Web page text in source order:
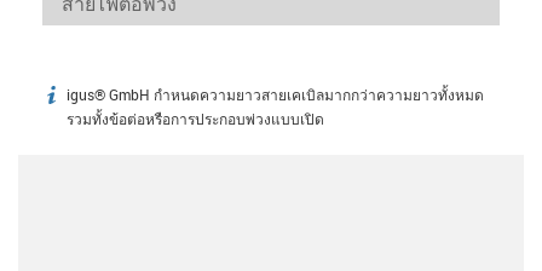
igus-icon-info
igus® GmbH กำหนดความยาวสายเคเบิลมากกว่าความยาวทั้งหมด
รวมทั้งข้อต่อหรือการประกอบพ่วงแบบเปิด